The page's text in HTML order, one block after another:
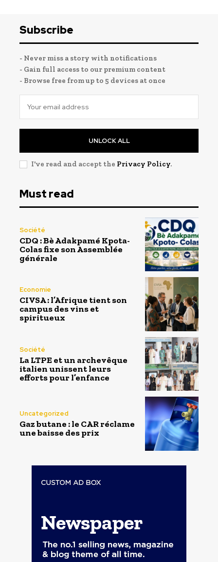
Subscribe
- Never miss a story with notifications
- Gain full access to our premium content
- Browse free from up to 5 devices at once
UNLOCK ALL
I've read and accept the Privacy Policy.
Must read
Société
CDQ : Bè Adakpamé Kpota-
Colas fixe son Assemblée
générale
Economie
CIVSA : l’Afrique tient son
campus des vins et
spiritueux
Société
La LTPE et un archevêque
italien unissent leurs
efforts pour l’enfance
Uncategorized
Gaz butane : le CAR réclame
une baisse des prix